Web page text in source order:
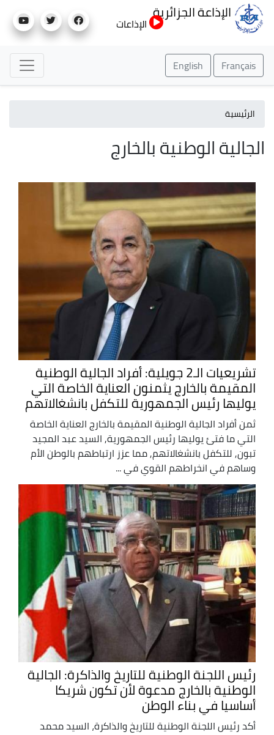
إلى
الإذاعة الجزائرية
الإذاعات
Français
English
الرئيسية
الجالية الوطنية بالخارج
تشريعيات الـ2 جويلية: أفراد الجالية الوطنية
المقيمة بالخارج يثمنون العناية الخاصة التي
يوليها رئيس الجمهورية للتكفل بانشغالاتهم
ثمن أفراد الجالية الوطنية المقيمة بالخارج العناية الخاصة
التي ما فتئ يوليها رئيس الجمهورية, السيد عبد المجيد
تبون, للتكفل بانشغالاتهم, مما عزز ارتباطهم بالوطن الأم
وساهم في انخراطهم القوي في ...
رئيس اللجنة الوطنية للتاريخ والذاكرة: الجالية
الوطنية بالخارج مدعوة لأن تكون شريكا
أساسيا في بناء الوطن
أكد رئيس اللجنة الوطنية للتاريخ والذاكرة، السيد محمد